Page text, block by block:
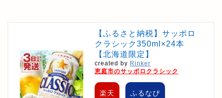
【ふるさと納税】サッポロ
クラシック350ml×24本
【北海道限定】
created by Rinker
恵庭市のサッポロクラシック
楽天 ふるなび